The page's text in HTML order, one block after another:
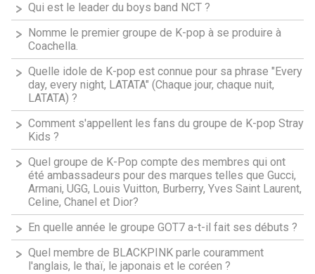
Qui est le leader du boys band NCT ?
Nomme le premier groupe de K-pop à se produire à
Coachella.
Quelle idole de K-pop est connue pour sa phrase "Every
day, every night, LATATA" (Chaque jour, chaque nuit,
LATATA) ?
Comment s'appellent les fans du groupe de K-pop Stray
Kids ?
Quel groupe de K-Pop compte des membres qui ont
été ambassadeurs pour des marques telles que Gucci,
Armani, UGG, Louis Vuitton, Burberry, Yves Saint Laurent,
Celine, Chanel et Dior?
En quelle année le groupe GOT7 a-t-il fait ses débuts ?
Quel membre de BLACKPINK parle couramment
l'anglais, le thaï, le japonais et le coréen ?